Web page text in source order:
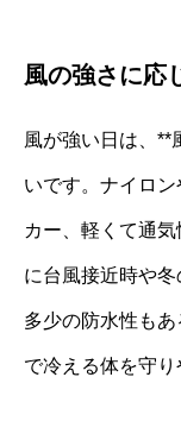
風の強さに応
風が強い日は、**
いです。ナイロ
カー、軽くて通
に台風接近時や冬
多少の防水性も
で冷える体を守り